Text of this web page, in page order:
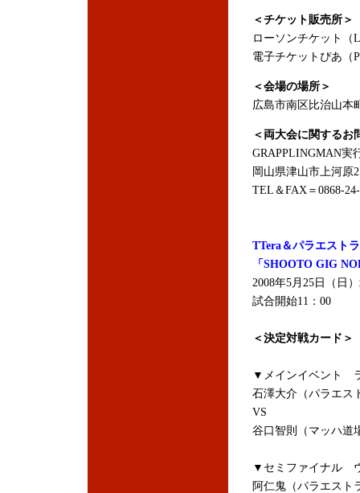
＜チケット販売所＞
ローソンチケット（
電子チケットぴあ
＜会場の場所＞
広島市南区比治山本
＜両大会に関するお
GRAPPLINGMAN実
岡山県津山市上河原
TEL＆FAX＝0868-
TTera＆パラエストラ
「SHOOTO GIG
2008年5月25日（日
試合開始11：00
＜決定対戦カード＞
▼メインイベント
石澤大介（パラエス
VS
谷口智則（マッハ道
▼セミファイナル
阿仁鬼（パラエスト